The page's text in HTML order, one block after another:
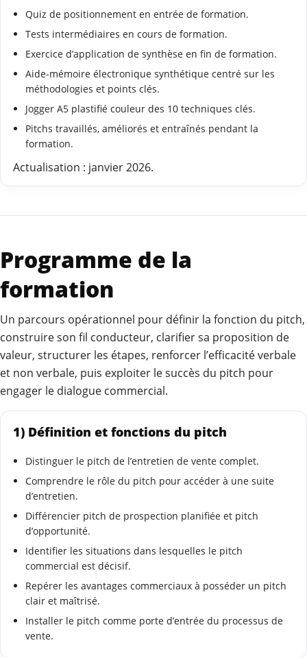
Quiz de positionnement en entrée de formation.
Tests intermédiaires en cours de formation.
Exercice d’application de synthèse en fin de formation.
Aide-mémoire électronique synthétique centré sur les
méthodologies et points clés.
Jogger A5 plastifié couleur des 10 techniques clés.
Pitchs travaillés, améliorés et entraînés pendant la
formation.
Actualisation : janvier 2026.
Programme de la
formation
Un parcours opérationnel pour définir la fonction du pitch,
construire son fil conducteur, clarifier sa proposition de
valeur, structurer les étapes, renforcer l’efficacité verbale
et non verbale, puis exploiter le succès du pitch pour
engager le dialogue commercial.
1) Définition et fonctions du pitch
Distinguer le pitch de l’entretien de vente complet.
Comprendre le rôle du pitch pour accéder à une suite
d’entretien.
Différencier pitch de prospection planifiée et pitch
d’opportunité.
Identifier les situations dans lesquelles le pitch
commercial est décisif.
Repérer les avantages commerciaux à posséder un pitch
clair et maîtrisé.
Installer le pitch comme porte d’entrée du processus de
vente.